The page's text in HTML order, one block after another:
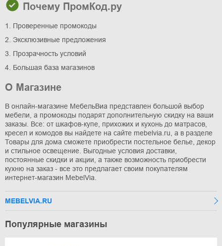
Почему ПромКод.ру
1. Проверенные промокоды
2. Эксклюзивные предложения
3. Прозрачность условий
4. Большая база магазинов
О Магазине
В онлайн-магазине МебельВиа представлен большой выбор
мебели, а промокоды подарят дополнительную скидку на ваши
заказы. Все: от шкафов-купе, прихожих и кухонь до матрасов,
кресел и комодов вы найдете на сайте mebelvia.ru, а в разделе
Товары для дома сможете приобрести постельное белье, декор
и стильное освещение. Выгодные условия доставки,
постоянные скидки и акции, а также возможность приобрести
кухню на заказ - все это предлагает своим покупателям
интернет-магазин МebelVia.
MEBELVIA.RU
Популярные магазины